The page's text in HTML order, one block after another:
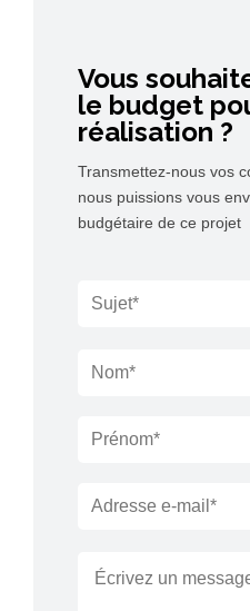
Vous
le budget
réalisation ?
Transmettez-nous vos
nous puissions vous
budgétaire de ce projet